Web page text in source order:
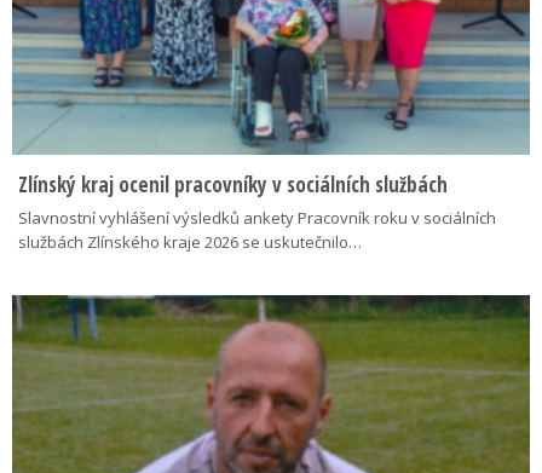
Zlínský kraj ocenil pracovníky v sociálních službách
Slavnostní vyhlášení výsledků ankety Pracovník roku v sociálních
službách Zlínského kraje 2026 se uskutečnilo…